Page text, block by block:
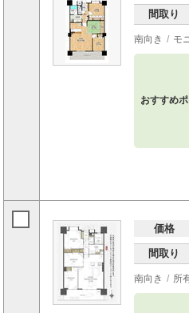
間取り
南向き モ
おすすめ
価格
間取り
南向き 所